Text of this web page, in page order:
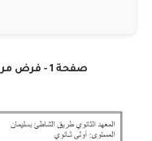
صفحة 1 - فرض مراقبة 2 تاريخ أولى ثانوي نموذج 1